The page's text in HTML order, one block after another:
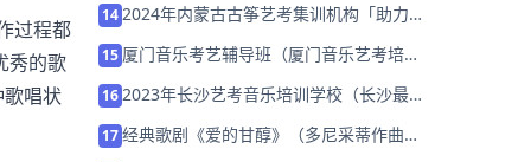
过程都
秀的歌
唱状
142024年内蒙古古筝艺考集训机构「助力音
15 厦门音乐考艺辅导班（厦门音乐艺考培训
162023年长沙艺考音乐培训学校（长沙最好
17经典歌剧《爱的甘醇》（多尼采蒂作曲二